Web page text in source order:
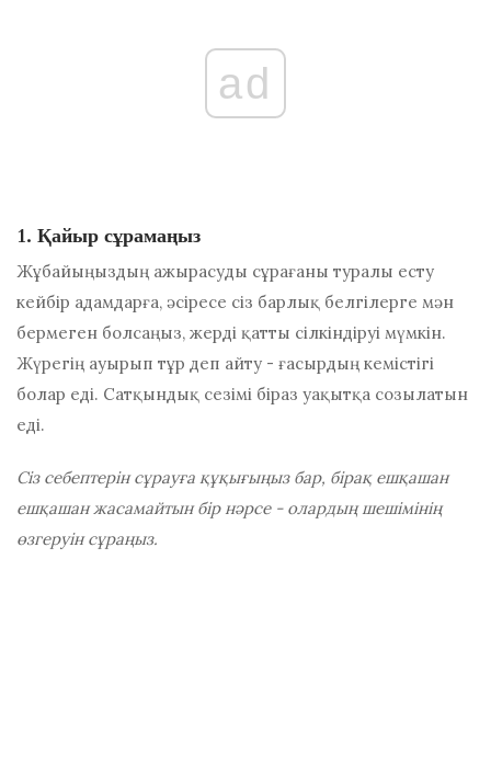
ad
1. Қайыр сұрамаңыз
Жұбайыңыздың ажырасуды сұрағаны туралы есту
кейбір адамдарға, әсіресе сіз барлық белгілерге мән
бермеген болсаңыз, жерді қатты сілкіндіруі мүмкін.
Жүрегің ауырып тұр деп айту - ғасырдың кемістігі
болар еді. Сатқындық сезімі біраз уақытқа созылатын
еді.
Сіз себептерін сұрауға құқығыңыз бар, бірақ ешқашан
ешқашан жасамайтын бір нәрсе - олардың шешімінің
өзгеруін сұраңыз.